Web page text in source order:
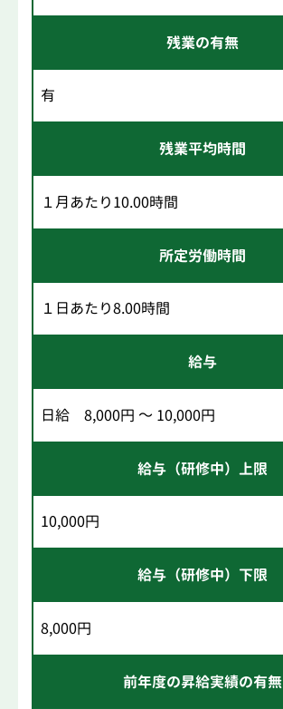
残業の有無
有
残業平均時間
１月あたり10.00時間
所定労働時間
１日あたり8.00時間
給与
日給 8,000円 ～ 10,000円
給与（研修中）上限
10,000円
給与（研修中）下限
8,000円
前年度の昇給実績の有無